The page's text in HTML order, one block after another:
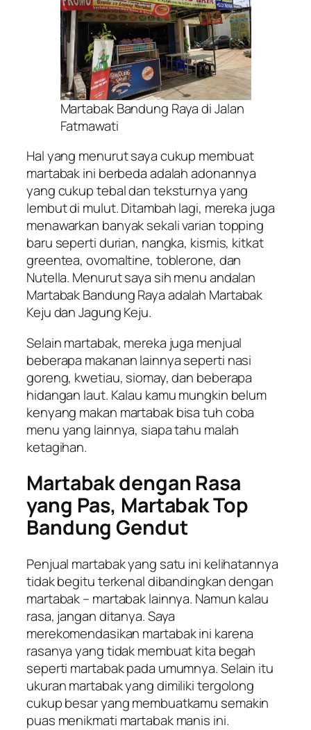
Martabak Bandung Raya di Jalan
Fatmawati
Hal yang menurut saya cukup membuat
martabak ini berbeda adalah adonannya
yang cukup tebal dan teksturnya yang
lembut di mulut. Ditambah lagi, mereka juga
menawarkan banyak sekali varian topping
baru seperti durian, nangka, kismis, kitkat
greentea, ovomaltine, toblerone, dan
Nutella. Menurut saya sih menu andalan
Martabak Bandung Raya adalah Martabak
Keju dan Jagung Keju.
Selain martabak, mereka juga menjual
beberapa makanan lainnya seperti nasi
goreng, kwetiau, siomay, dan beberapa
hidangan laut. Kalau kamu mungkin belum
kenyang makan martabak bisa tuh coba
menu yang lainnya, siapa tahu malah
ketagihan.
Martabak dengan Rasa
yang Pas, Martabak Top
Bandung Gendut
Penjual martabak yang satu ini kelihatannya
tidak begitu terkenal dibandingkan dengan
martabak – martabak lainnya. Namun kalau
rasa, jangan ditanya. Saya
merekomendasikan martabak ini karena
rasanya yang tidak membuat kita begah
seperti martabak pada umumnya. Selain itu
ukuran martabak yang dimiliki tergolong
cukup besar yang membuatkamu semakin
puas menikmati martabak manis ini.